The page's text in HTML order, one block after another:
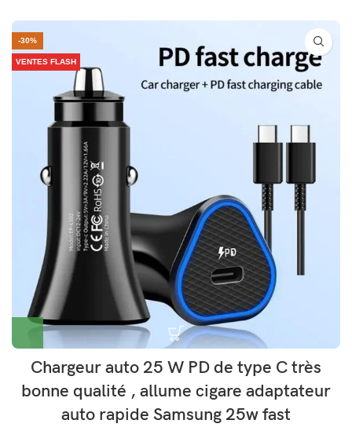
-30%
VENTES FLASH
Chargeur auto 25 W PD de type C très
bonne qualité , allume cigare adaptateur
auto rapide Samsung 25w fast